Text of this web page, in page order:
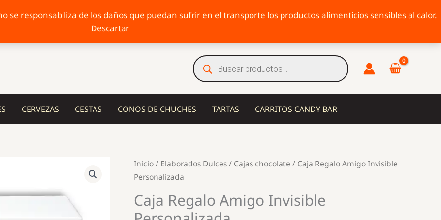
se responsabiliza de los daños que puedan sufrir en el transporte los productos alimenticios sensibles al calor.
Descartar
Búsqueda
de
productos
CERVEZAS CESTAS CONOS DE CHUCHES TARTAS CARRITOS CANDY BAR
Inicio/ Elaborados Dulces/ Cajas chocolate / Caja Regalo Amigo Invisible
Personalizada
Caja Regalo Amigo Invisible